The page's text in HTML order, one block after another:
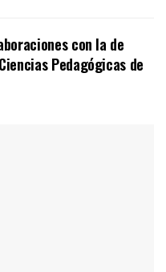
con la de
Pedagógicas de